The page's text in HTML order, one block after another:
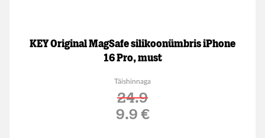
KEY Original MagSafe silikoonümbris iPhone
16 Pro, must
Täishinnaga
24.9
Soodushind
9.9 €